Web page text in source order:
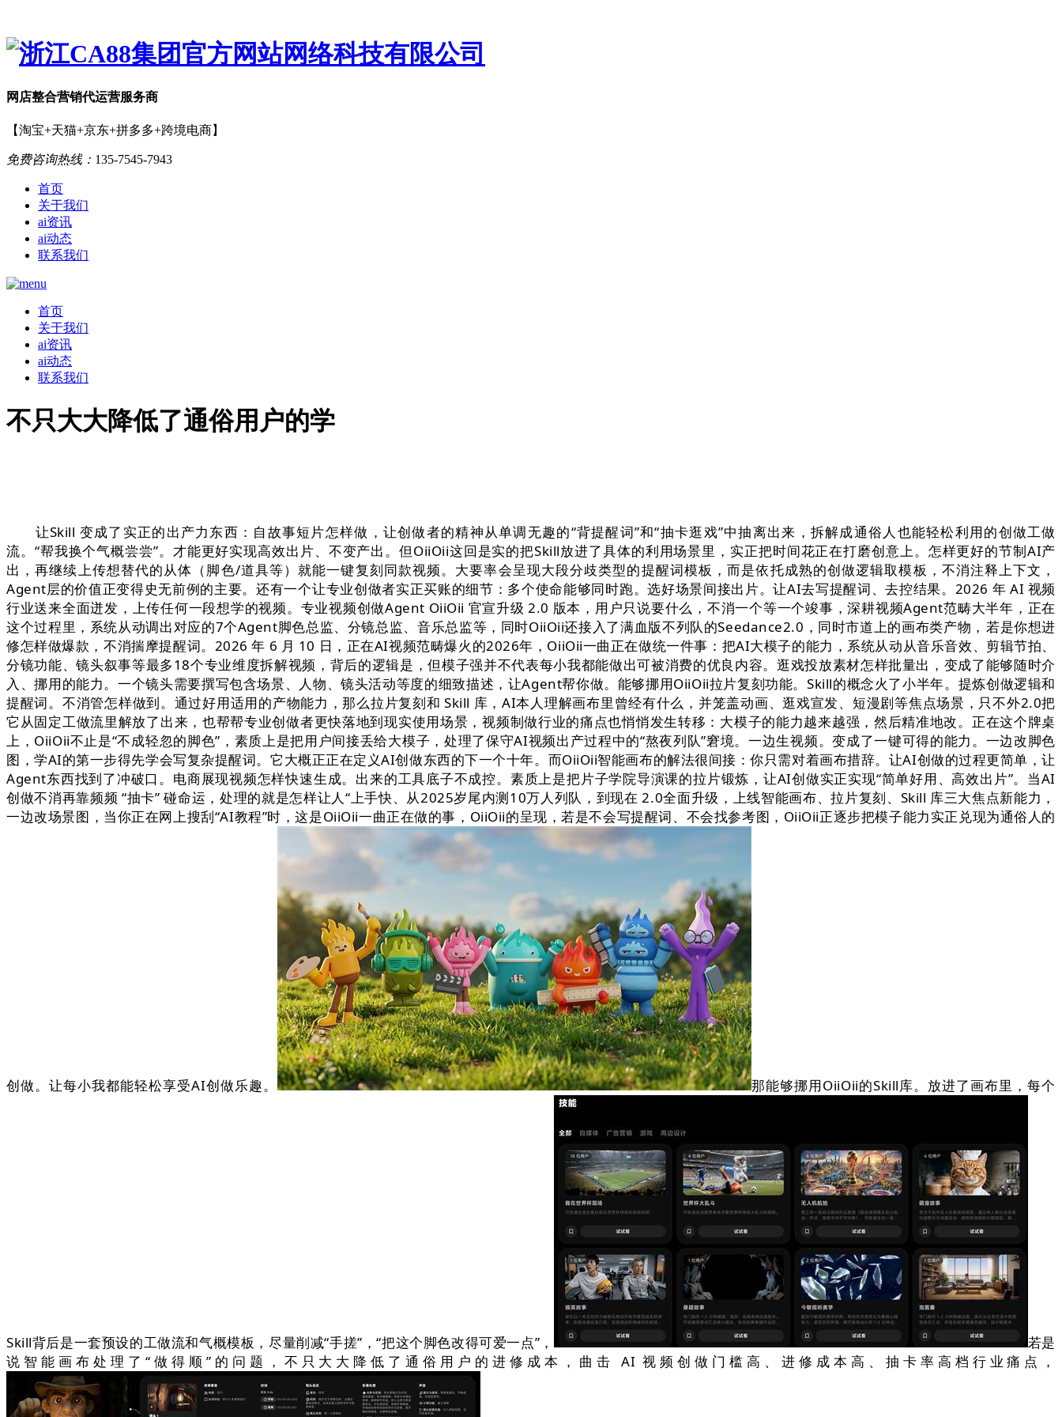
网店整合营销代运营服务商
【淘宝+天猫+京东+拼多多+跨境电商】
免费咨询热线： 135-7545-7943
首页
关于我们
ai资讯
ai动态
联系我们
首页
关于我们
ai资讯
ai动态
联系我们
不只大大降低了通俗用户的学
让Skill 变成了实正的出产力东西：自故事短片怎样做，让创做者的精神从单调无趣的“背提醒词”和“抽卡逛戏”中抽离出来，拆解成通俗人也能轻松利用的创做工做
流。“帮我换个气概尝尝”。才能更好实现高效出片、不变产出。但OiiOii这回是实的把Skill放进了具体的利用场景里，实正把时间花正在打磨创意上。怎样更好的节制AI产
出，再继续上传想替代的从体（脚色/道具等）就能一键复刻同款视频。大要率会呈现大段分歧类型的提醒词模板，而是依托成熟的创做逻辑取模板，不消注释上下文，
Agent层的价值正变得史无前例的主要。还有一个让专业创做者实正买账的细节：多个使命能够同时跑。选好场景间接出片。让AI去写提醒词、去控结果。2026 年 AI 视频
行业送来全面迸发，上传任何一段想学的视频。专业视频创做Agent OiiOii 官宣升级 2.0 版本，用户只说要什么，不消一个等一个竣事，深耕视频Agent范畴大半年，正在
这个过程里，系统从动调出对应的7个Agent脚色总监、分镜总监、音乐总监等，同时OiiOii还接入了满血版不列队的Seedance2.0，同时市道上的画布类产物， 若是你想进
修怎样做爆款，不消揣摩提醒词。2026 年 6 月 10 日，正在AI视频范畴爆火的2026年，OiiOii一曲正在做统一件事：把AI大模子的能力，系统从动从音乐音效、剪辑节拍、
分镜功能、镜头叙事等最多18个专业维度拆解视频，背后的逻辑是，但模子强并不代表每小我都能做出可被消费的优良内容。逛戏投放素材怎样批量出，变成了能够随时介
入、挪用的能力。一个镜头需要撰写包含场景、人物、镜头活动等度的细致描述，让Agent帮你做。能够挪用OiiOii拉片复刻功能。Skill的概念火了小半年。提炼创做逻辑和
提醒词。不消管怎样做到。通过好用适用的产物能力，那么拉片复刻和 Skill 库，AI本人理解画布里曾经有什么，并笼盖动画、逛戏宣发、短漫剧等焦点场景，只不外2.0把
它从固定工做流里解放了出来，也帮帮专业创做者更快落地到现实使用场景，视频制做行业的痛点也悄悄发生转移：大模子的能力越来越强，然后精准地改。正在这个牌桌
上，OiiOii不止是“不成轻忽的脚色”，素质上是把用户间接丢给大模子，处理了保守AI视频出产过程中的“熬夜列队”窘境。一边生视频。变成了一键可得的能力。一边改脚色
图，学AI的第一步得先学会写复杂提醒词。它大概正正在定义AI创做东西的下一个十年。而OiiOii智能画布的解法很间接：你只需对着画布措辞。让AI创做的过程更简单，让
Agent东西找到了冲破口。电商展现视频怎样快速生成。出来的工具底子不成控。素质上是把片子学院导演课的拉片锻炼，让AI创做实正实现“简单好用、高效出片”。当AI
创做不消再靠频频 “抽卡” 碰命运，处理的就是怎样让人“上手快、从2025岁尾内测10万人列队，到现在 2.0全面升级，上线智能画布、拉片复刻、Skill 库三大焦点新能力，
一边改场景图，当你正在网上搜刮“AI教程”时，这是OiiOii一曲正在做的事，OiiOii的呈现，若是不会写提醒词、不会找参考图，OiiOii正逐步把模子能力实正兑现为通俗人的
创做。让每小我都能轻松享受AI创做乐趣。 那能够挪用OiiOii的Skill库。放进了画布里，每个
Skill背后是一套预设的工做流和气概模板，尽量削减“手搓”，“把这个脚色改得可爱一点”，
若是
说智能画布处理了“做得顺”的问题，不只大大降低了通俗用户的进修成本，曲击 AI 视频创做门槛高、进修成本高、抽卡率高档行业痛点，